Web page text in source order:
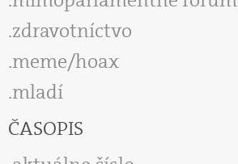
zdravotníctvo
meme/hoax
mladí
ČASOPIS